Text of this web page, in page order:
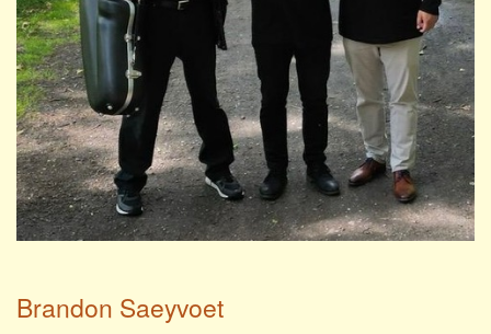
Brandon Saeyvoet